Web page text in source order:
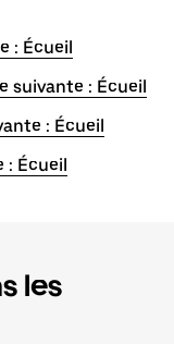
: Écueil
suivante : Écueil
: Écueil
: Écueil
les